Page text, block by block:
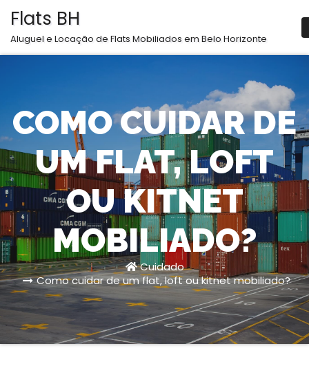
Pular
para
conteúdo
Flats BH
Aluguel e Locação de Flats Mobiliados em Belo Horizonte
COMO CUIDAR DE
UM FLAT, LOFT
OU KITNET
MOBILIADO?
Cuidado
Como cuidar de um flat, loft ou kitnet mobiliado?